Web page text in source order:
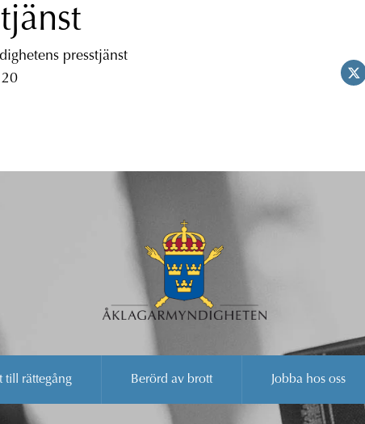
presstjänst
till rättegång Berörd av brott Jobba hos oss